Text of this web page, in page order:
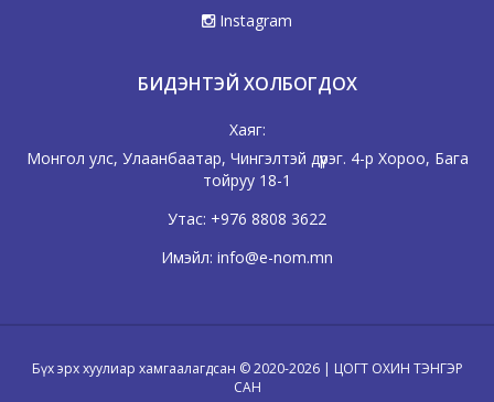
Instagram
БИДЭНТЭЙ ХОЛБОГДОХ
Хаяг:
Монгол улс, Улаанбаатар, Чингэлтэй дүүрэг. 4-р Хороо, Бага
тойруу 18-1
Утас: +976 8808 3622
Имэйл: info@e-nom.mn
Бүх эрх хуулиар хамгаалагдсан © 2020-2026 | ЦОГТ ОХИН ТЭНГЭР
САН